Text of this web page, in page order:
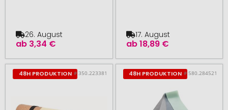
ab 3,34 €
26. August
ab18,89 €
17. August
48H PRODUKTION # 350.223381 48H PRODUKTION # 580.284521